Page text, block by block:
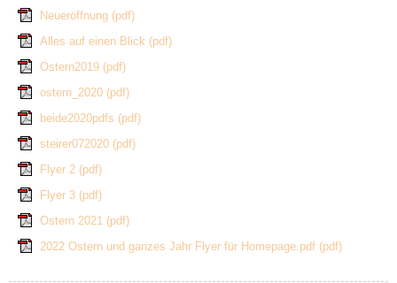
Neueröffnung (pdf)
Alles auf einen Blick (pdf)
Ostern2019 (pdf)
ostern_2020 (pdf)
beide2020pdfs (pdf)
steirer072020 (pdf)
Flyer 2 (pdf)
Flyer 3 (pdf)
Ostern 2021 (pdf)
2022 Ostern und ganzes Jahr Flyer für Homepage.pdf (pdf)